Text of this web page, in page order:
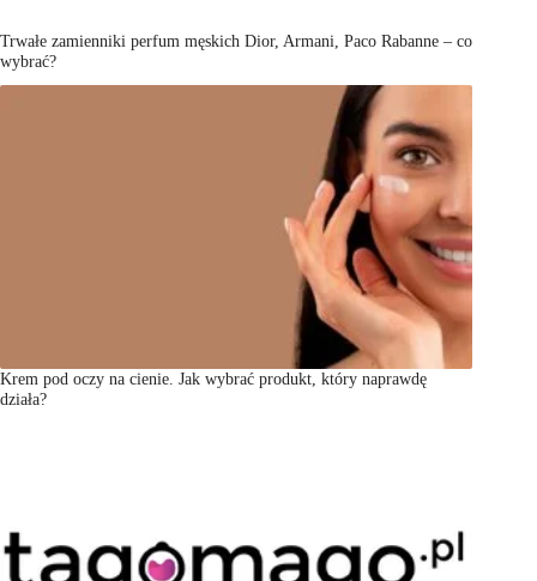
Trwałe zamienniki perfum męskich Dior, Armani, Paco Rabanne – co
wybrać?
Krem pod oczy na cienie. Jak wybrać produkt, który naprawdę
działa?